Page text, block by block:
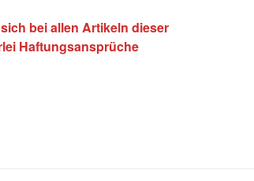
bei allen Artikeln dieser
Haftungsansprüche